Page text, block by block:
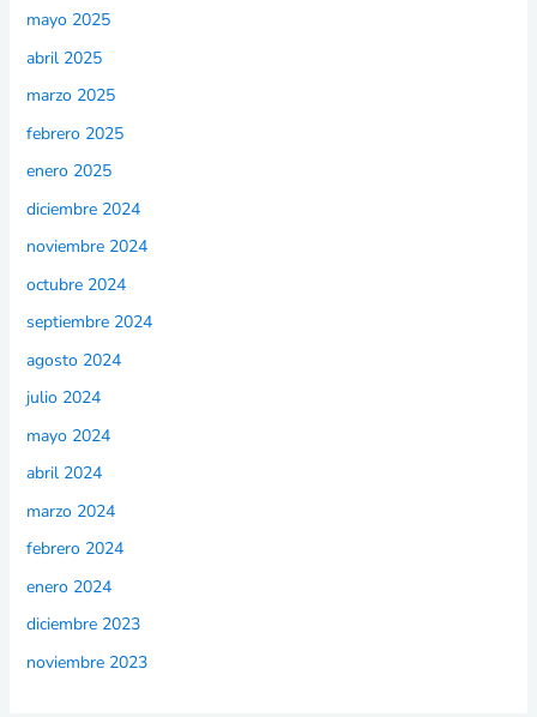
mayo 2025
abril 2025
marzo 2025
febrero 2025
enero 2025
diciembre 2024
noviembre 2024
octubre 2024
septiembre 2024
agosto 2024
julio 2024
mayo 2024
abril 2024
marzo 2024
febrero 2024
enero 2024
diciembre 2023
noviembre 2023